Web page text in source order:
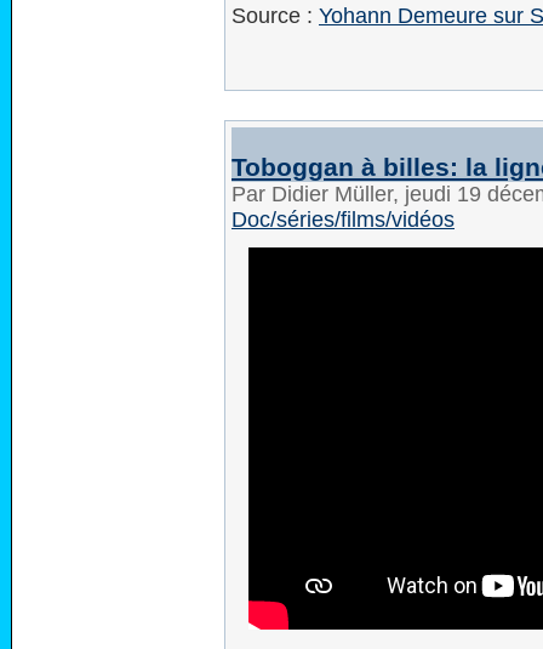
Source : Yohann Demeure sur
Toboggan à billes: la
Par Didier Müller, jeudi 19
Doc/séries/films/vidéos